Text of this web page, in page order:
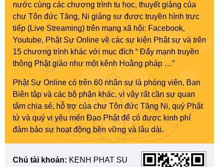
nước cùng các chương trình tu học, thuyết giảng của
chư Tôn đức Tăng, Ni giảng sư được truyền hình trực
tiếp (Live Streaming) trên mạng xã hội: Facebook,
Youtube, Phật Sự Online về các sự kiện Phật sự và trên
15 chương trình khác với mục đích “ Đẩy mạnh truyền
thông Phật giáo như một kênh Hoằng pháp …”
Phật Sự Online có trên 60 nhân sự là phóng viên, Ban
Biên tập và các bộ phận khác, vì vậy rất cần sự quan
tâm chia sẻ, hỗ trợ của chư Tôn đức Tăng Ni, quý Phật
tử và quý vị yêu mến Đạo Phật để có được kinh phí
đảm bảo sự hoạt động bền vững và lâu dài.
Chủ tài khoản: KENH PHAT SU